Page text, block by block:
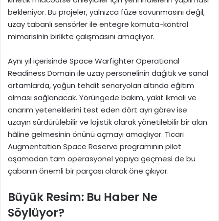
bekleniyor. Bu projeler, yalnızca füze savunmasını değil,
uzay tabanlı sensörler ile entegre komuta-kontrol
mimarisinin birlikte çalışmasını amaçlıyor.
Aynı yıl içerisinde Space Warfighter Operational
Readiness Domain ile uzay personelinin dağıtık ve sanal
ortamlarda, yoğun tehdit senaryoları altında eğitim
alması sağlanacak. Yörüngede bakım, yakıt ikmali ve
onarım yeteneklerini test eden dört ayrı görev ise
uzayın sürdürülebilir ve lojistik olarak yönetilebilir bir alan
hâline gelmesinin önünü açmayı amaçlıyor. Ticari
Augmentation Space Reserve programının pilot
aşamadan tam operasyonel yapıya geçmesi de bu
çabanın önemli bir parçası olarak öne çıkıyor.
Büyük Resim: Bu Haber Ne
Söylüyor?